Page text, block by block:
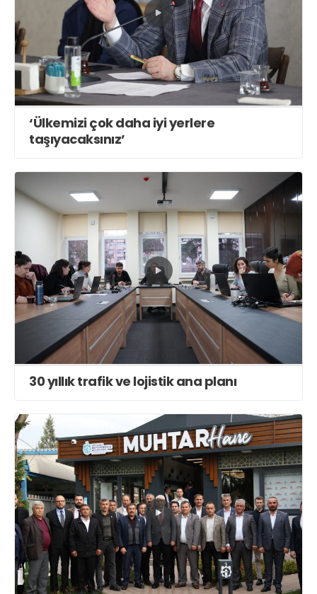
‘Ülkemizi çok daha iyi yerlere
taşıyacaksınız’
30 yıllık trafik ve lojistik ana planı